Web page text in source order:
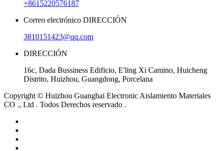
+8615220576187
Correo electrónico DIRECCIÓN
3810151423@qq.com
DIRECCIÓN
16c, Dada Bussiness Edificio, E'ling Xi Camino, Huicheng
Distrito, Huizhou, Guangdong, Porcelana
Copyright © Huizhou Guanghai Electronic Aislamiento Materiales
CO ., Ltd . Todos Derechos reservado .